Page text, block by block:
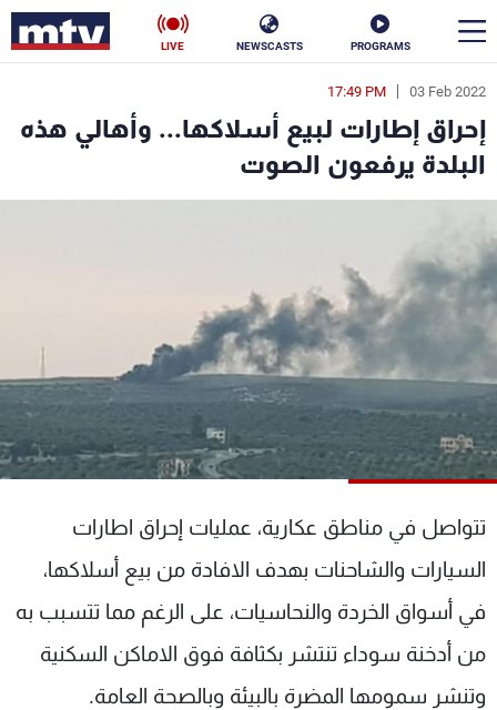
PROGRAMS
NEWSCASTS
LIVE
03 Feb 2022
17:49 PM
إحراق إطارات لبيع أسلاكها... وأهالي هذه
البلدة يرفعون الصوت
تتواصل في مناطق عكارية، عمليات إحراق اطارات
السيارات والشاحنات بهدف الافادة من بيع أسلاكها،
في أسواق الخردة والنحاسيات، على الرغم مما تتسبب به
من أدخنة سوداء تنتشر بكثافة فوق الاماكن السكنية
وتنشر سمومها المضرة بالبيئة وبالصحة العامة.
en
الأخبار
سياسة ناس
إقتصاد
منوعات رياضة
كأس العالم
البرامج
شاهد البرامج
عن MTV
الإنـتـاج
لاعلاناتكم
وظائف
تواصل معنا
شروط الإسـتخدام
سياسة الخصوصية